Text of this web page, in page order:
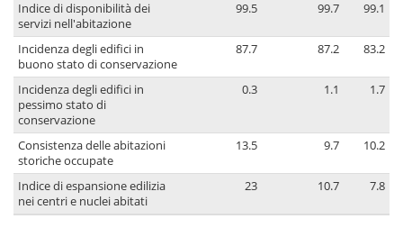
Indice di disponibilità dei
servizi nell'abitazione
99.5 99.7 99.1
Incidenza degli edifici in
buono stato di conservazione
87.7 87.2 83.2
Incidenza degli edifici in
pessimo stato di
conservazione
0.3 1.1 1.7
Consistenza delle abitazioni
storiche occupate
13.5 9.7 10.2
Indice di espansione edilizia
nei centri e nuclei abitati
23 10.7 7.8